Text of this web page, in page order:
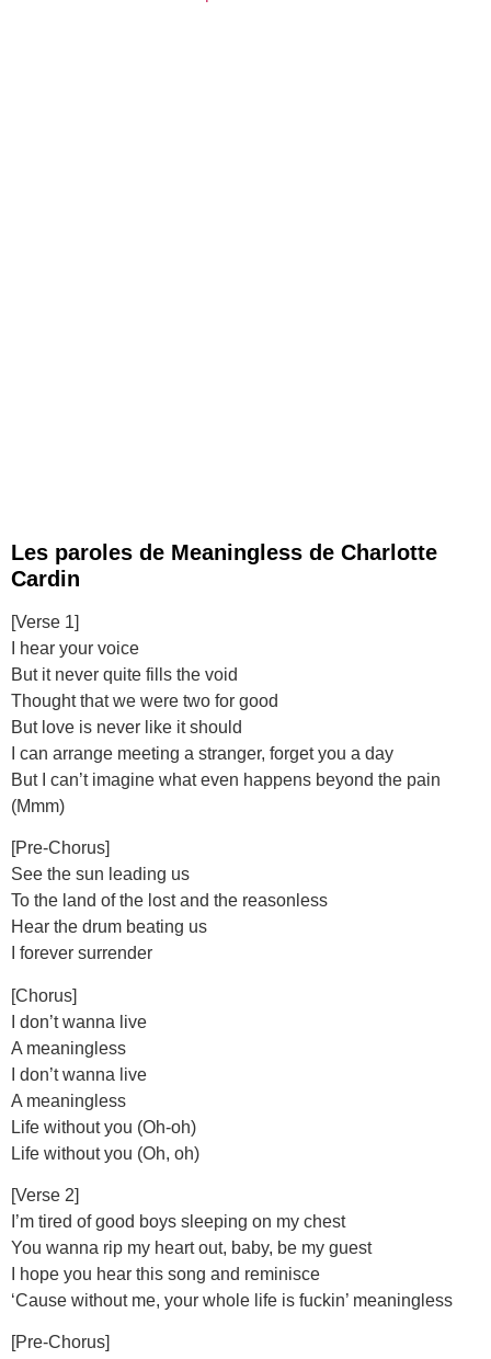
Les paroles de Meaningless de Charlotte
Cardin
[Verse 1]
I hear your voice
But it never quite fills the void
Thought that we were two for good
But love is never like it should
I can arrange meeting a stranger, forget you a day
But I can’t imagine what even happens beyond the pain
(Mmm)
[Pre-Chorus]
See the sun leading us
To the land of the lost and the reasonless
Hear the drum beating us
I forever surrender
[Chorus]
I don’t wanna live
A meaningless
I don’t wanna live
A meaningless
Life without you (Oh-oh)
Life without you (Oh, oh)
[Verse 2]
I’m tired of good boys sleeping on my chest
You wanna rip my heart out, baby, be my guest
I hope you hear this song and reminisce
‘Cause without me, your whole life is fuckin’ meaningless
[Pre-Chorus]